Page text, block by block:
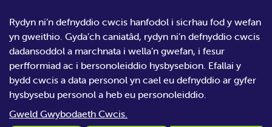
Rydyn ni’n defnyddio cwcis hanfodol i sicrhau fod y wefan
yn gweithio. Gyda’ch caniatâd, rydyn ni’n defnyddio cwcis
dadansoddol a marchnata i wella’n gwefan, i fesur
perfformiad ac i bersonoleiddio hysbysebion. Efallai y
bydd cwcis a data personol yn cael eu defnyddio ar gyfer
hysbysebu personol a heb eu personoleiddio.
Gweld Gwybodaeth Cwcis.